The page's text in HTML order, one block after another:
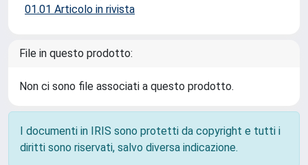
01.01 Articolo in rivista
File in questo prodotto:
Non ci sono file associati a questo prodotto.
I documenti in IRIS sono protetti da copyright e tutti i
diritti sono riservati, salvo diversa indicazione.